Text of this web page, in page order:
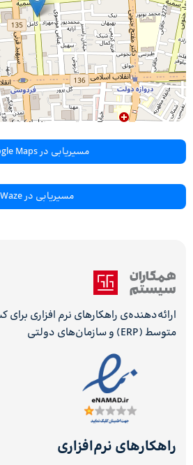
مسیریابی در Google Maps
مسیریابی در Waze
ارائه‌دهنده‌ی راهکارهای نرم افزاری
متوسط (ERP) و سازمان‌های دولتی
راهکارهای نرم‌افزاری